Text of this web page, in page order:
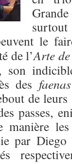
le
de l’Arte
son
des faenas
de leurs
passes,
manière
par